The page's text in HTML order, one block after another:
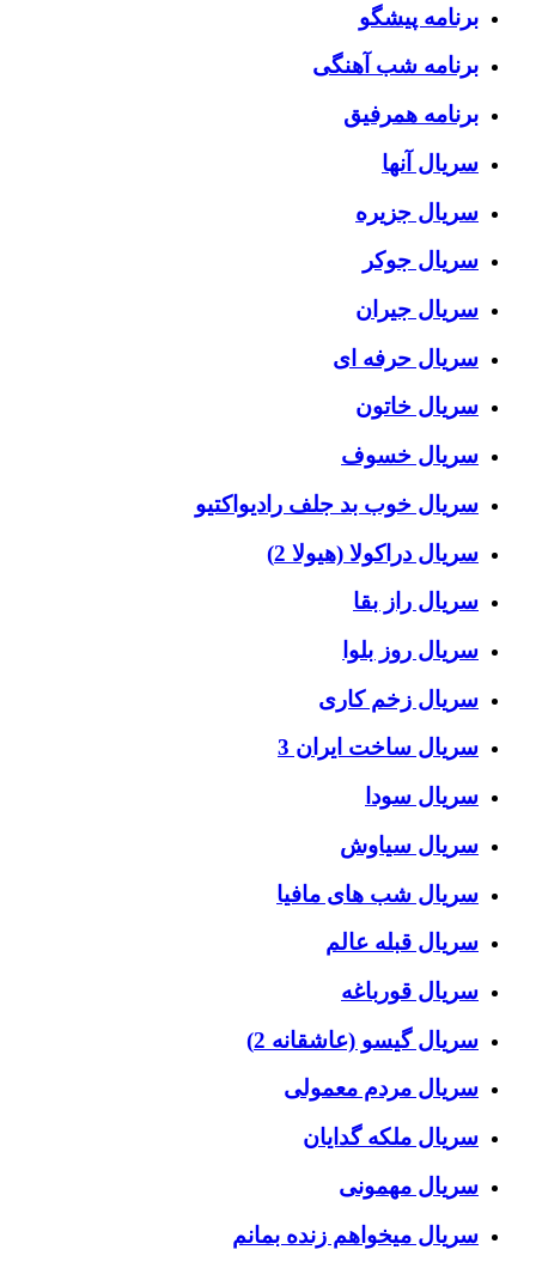
برنامه پیشگو
برنامه شب آهنگی
برنامه همرفیق
سریال آنها
سریال جزیره
سریال جوکر
سریال جیران
سریال حرفه ای
سریال خاتون
سریال خسوف
سریال خوب بد جلف رادیواکتیو
سریال دراکولا (هیولا 2)
سریال راز بقا
سریال روز بلوا
سریال زخم کاری
سریال ساخت ایران 3
سریال سودا
سریال سیاوش
سریال شب های مافیا
سریال قبله عالم
سریال قورباغه
سریال گیسو (عاشقانه 2)
سریال مردم معمولی
سریال ملکه گدایان
سریال مهمونی
سریال میخواهم زنده بمانم